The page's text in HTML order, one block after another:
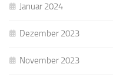
Januar 2024
Dezember 2023
November 2023